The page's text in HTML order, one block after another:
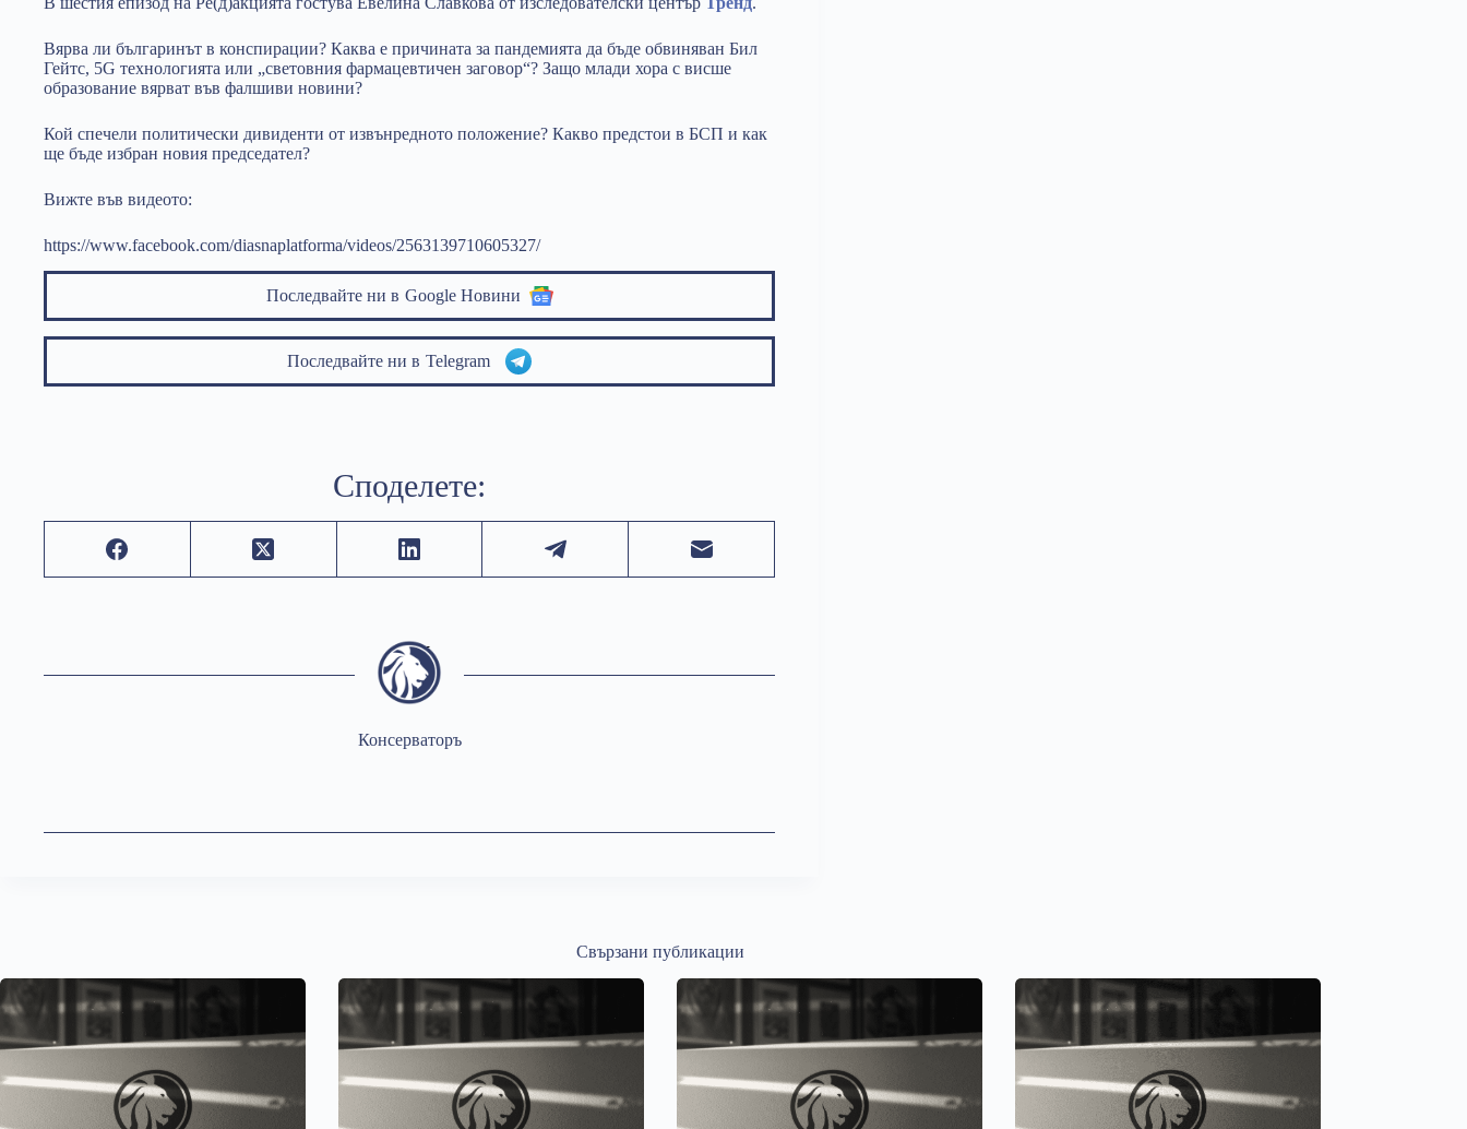
Вярва ли българинът в конспирации? Каква е причината за пандемията да бъде обвиняван Бил
Гейтс, 5G технологията или „световния фармацевтичен заговор“? Защо млади хора с висше
образование вярват във фалшиви новини?
Кой спечели политически дивиденти от извънредното положение? Какво предстои в БСП и как
ще бъде избран новия председател?
Вижте във видеото:
https://www.facebook.com/diasnaplatforma/videos/2563139710605327/
Последвайте ни в Google Новини
Последвайте ни в Telegram
Споделете:
Консерваторъ
Свързани публикации